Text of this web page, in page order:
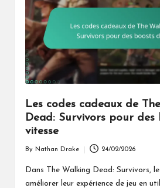
Les codes cadeaux de
Dead: Survivors pour des
vitesse
by
By Nathan Drake 24/02/2026
Dans The Walking Dead: Survivors,
améliorer leur expérience de jeu en